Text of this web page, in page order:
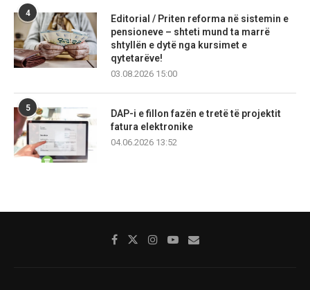
4
Editorial / Priten reforma në sistemin e
pensioneve – shteti mund ta marrë
shtyllën e dytë nga kursimet e
qytetarëve!
03.08.2026 15:00
5
DAP-i e fillon fazën e tretë të projektit
fatura elektronike
04.06.2026 13:52